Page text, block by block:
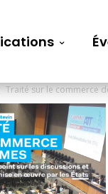
Traité sur le commerce